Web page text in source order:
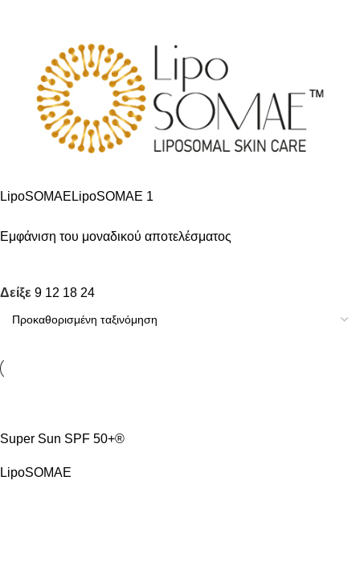
LipoSOMAE LipoSOMAE 1
Εμφάνιση του μοναδικού αποτελέσματος
Δείξε 9 12 18 24
Super Sun SPF 50+®
LipoSOMAE